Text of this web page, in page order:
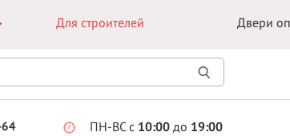
Для строителей Двери
ПН-ВС с 10:00 до 19:00